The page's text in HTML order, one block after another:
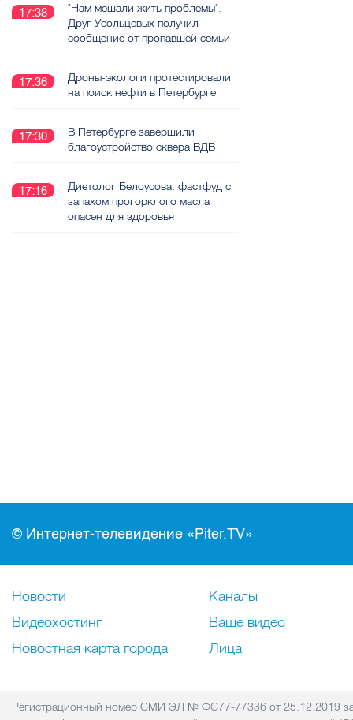
17:38
"Нам мешали жить проблемы".
Друг Усольцевых получил
сообщение от пропавшей семьи
17:36
Дроны-экологи протестировали
на поиск нефти в Петербурге
17:30
В Петербурге завершили
благоустройство сквера ВДВ
17:16
Диетолог Белоусова: фастфуд с
запахом прогорклого масла
опасен для здоровья
© Интернет-телевидение «Piter.TV»
Новости
Видеохостинг
Новостная карта города
Каналы
Ваше видео
Лица
Регистрационный номер СМИ ЭЛ № ФС77-77336 от 25.12.2019